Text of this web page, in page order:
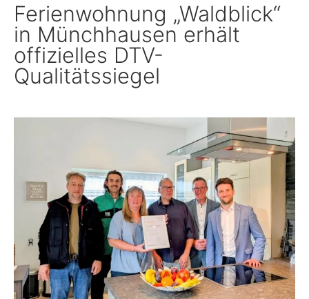
Familien, Frauen, Jugendliche & Kinder
Gesundheit
Ländlicher Raum
Natur, Umwelt & Klimaschutz
Sport, Kultur & Ehrenamt
Ferienwohnung „Waldblick“
in Münchhausen erhält
offizielles DTV-
Qualitätssiegel